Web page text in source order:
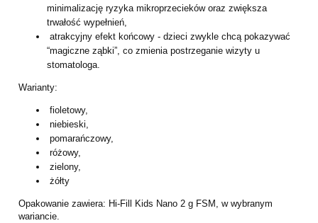
minimalizację ryzyka mikroprzecieków oraz zwiększa
trwałość wypełnień,
atrakcyjny efekt końcowy - dzieci zwykle chcą pokazywać
“magiczne ząbki”, co zmienia postrzeganie wizyty u
stomatologa.
Warianty:
fioletowy,
niebieski,
pomarańczowy,
różowy,
zielony,
żółty
Opakowanie zawiera: Hi-Fill Kids Nano 2 g FSM, w wybranym
wariancie.